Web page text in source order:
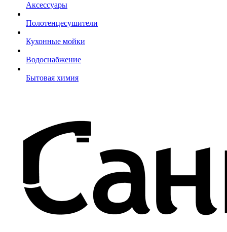
Аксессуары
Полотенцесушители
Кухонные мойки
Водоснабжение
Бытовая химия